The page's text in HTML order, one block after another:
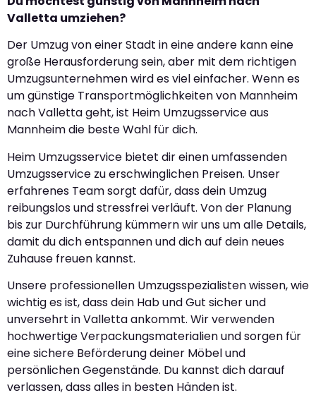
Valletta umziehen?
Der Umzug von einer Stadt in eine andere kann eine
große Herausforderung sein, aber mit dem richtigen
Umzugsunternehmen wird es viel einfacher. Wenn es
um günstige Transportmöglichkeiten von Mannheim
nach Valletta geht, ist Heim Umzugsservice aus
Mannheim die beste Wahl für dich.
Heim Umzugsservice bietet dir einen umfassenden
Umzugsservice zu erschwinglichen Preisen. Unser
erfahrenes Team sorgt dafür, dass dein Umzug
reibungslos und stressfrei verläuft. Von der Planung
bis zur Durchführung kümmern wir uns um alle Details,
damit du dich entspannen und dich auf dein neues
Zuhause freuen kannst.
Unsere professionellen Umzugsspezialisten wissen, wie
wichtig es ist, dass dein Hab und Gut sicher und
unversehrt in Valletta ankommt. Wir verwenden
hochwertige Verpackungsmaterialien und sorgen für
eine sichere Beförderung deiner Möbel und
persönlichen Gegenstände. Du kannst dich darauf
verlassen, dass alles in besten Händen ist.